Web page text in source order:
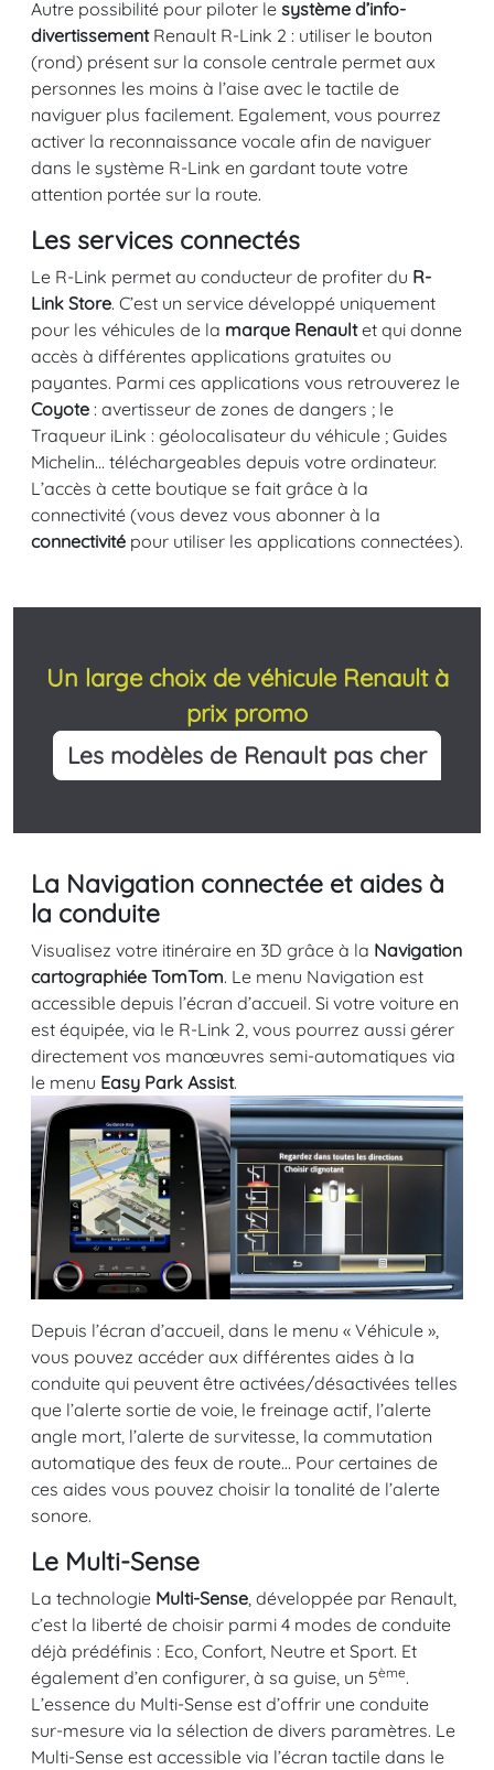
Autre possibilité pour piloter le système d’info-
divertissementRenault R-Link 2 : utiliser le bouton
(rond) présent sur la console centrale permet aux
personnes les moins à l’aise avec le tactile de
naviguer plus facilement. Egalement, vous pourrez
activer la reconnaissance vocale afin de naviguer
dans le système R-Link en gardant toute votre
attention portée sur la route.
Les services connectés
Le R-Link permet au conducteur de profiter du R-
Link Store. C’est un service développé uniquement
pour les véhicules de la marque Renaultet qui donne
accès à différentes applications gratuites ou
payantes. Parmi ces applications vous retrouverez le
Coyote : avertisseur de zones de dangers ; le
Traqueur iLink : géolocalisateur du véhicule ; Guides
Michelin… téléchargeables depuis votre ordinateur.
L’accès à cette boutique se fait grâce à la
connectivité (vous devez vous abonner à la
connectivité pour utiliser les applications connectées).
Un large choix de véhicule Renault à
prix promo
Les modèles de Renault pas cher
La Navigation connectée et aides à
la conduite
Visualisez votre itinéraire en 3D grâce à la Navigation
cartographiée TomTom. Le menu Navigation est
accessible depuis l’écran d’accueil. Si votre voiture en
est équipée, via le R-Link 2, vous pourrez aussi gérer
directement vos manœuvres semi-automatiques via
le menu Easy Park Assist.
Depuis l’écran d’accueil, dans le menu « Véhicule »,
vous pouvez accéder aux différentes aides à la
conduite qui peuvent être activées/désactivées telles
que l’alerte sortie de voie, le freinage actif, l’alerte
angle mort, l’alerte de survitesse, la commutation
automatique des feux de route… Pour certaines de
ces aides vous pouvez choisir la tonalité de l’alerte
sonore.
Le Multi-Sense
La technologie Multi-Sense , développée par Renault,
c’est la liberté de choisir parmi 4 modes de conduite
déjà prédéfinis : Eco, Confort, Neutre et Sport. Et
également d’en configurer, à sa guise, un 5ème.
L’essence du Multi-Sense est d’offrir une conduite
sur-mesure via la sélection de divers paramètres. Le
Multi-Sense est accessible via l’écran tactile dans le